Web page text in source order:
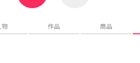
物 作品 商品